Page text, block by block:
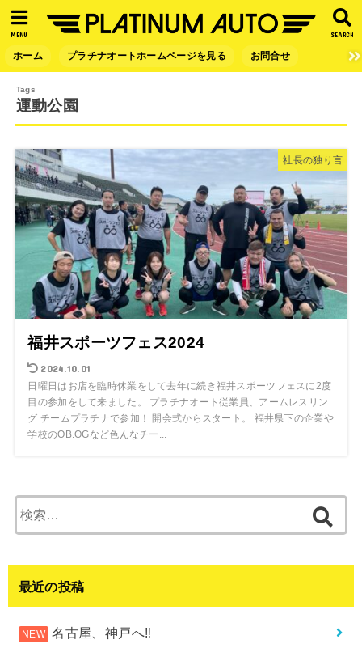
SEARCH
MENU
ホーム プラチナオートホームページを見る お問合せ
運動公園
社長の独り言
福井スポーツフェス2024
2024.10.01
日曜日はお店を臨時休業をして去年に続き福井スポーツフェスに2度
目の参加をして来ました。 プラチナオート従業員、アームレスリン
グ チームプラチナで参加！ 開会式からスタート。 福井県下の企業や
学校のOB.OGなど色んなチー...
索:
最近の投稿
名古屋、神戸へ‼︎